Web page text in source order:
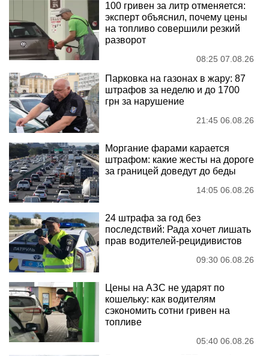
100 гривен за литр отменяется:
эксперт объяснил, почему цены
на топливо совершили резкий
разворот
08:25 07.08.26
Парковка на газонах в жару: 87
штрафов за неделю и до 1700
грн за нарушение
21:45 06.08.26
Моргание фарами карается
штрафом: какие жесты на дороге
за границей доведут до беды
14:05 06.08.26
24 штрафа за год без
последствий: Рада хочет лишать
прав водителей-рецидивистов
09:30 06.08.26
Цены на АЗС не ударят по
кошельку: как водителям
сэкономить сотни гривен на
топливе
05:40 06.08.26